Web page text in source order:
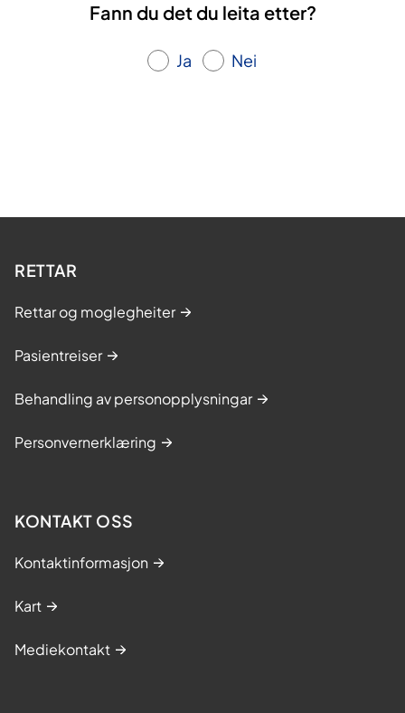
Fann du det du leita etter?
Ja Nei
RETTAR
Rettar og moglegheiter
Pasientreiser
Behandling av personopplysningar
Personvernerklæring
KONTAKT OSS
Kontaktinformasjon
Kart
Mediekontakt